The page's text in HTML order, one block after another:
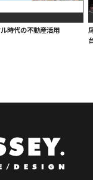
時代の不動産活用